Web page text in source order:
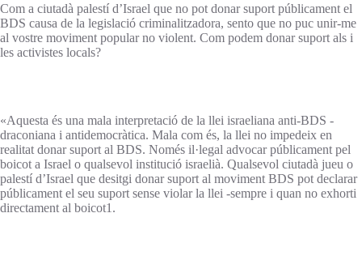
Com a ciutadà palestí d’Israel que no pot donar suport públicament el
BDS causa de la legislació criminalitzadora, sento que no puc unir-me
al vostre moviment popular no violent. Com podem donar suport als i
les activistes locals?
«Aquesta és una mala interpretació de la llei israeliana anti-BDS -
draconiana i antidemocràtica. Mala com és, la llei no impedeix en
realitat donar suport al BDS. Només il·legal advocar públicament pel
boicot a Israel o qualsevol institució israelià. Qualsevol ciutadà jueu o
palestí d’Israel que desitgi donar suport al moviment BDS pot declarar
públicament el seu suport sense violar la llei -sempre i quan no exhorti
directament al boicot1.